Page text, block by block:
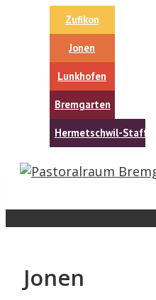
Zufikon
Jonen
Lunkhofen
Bremgarten
Hermetschwil-Staffeln
Jonen